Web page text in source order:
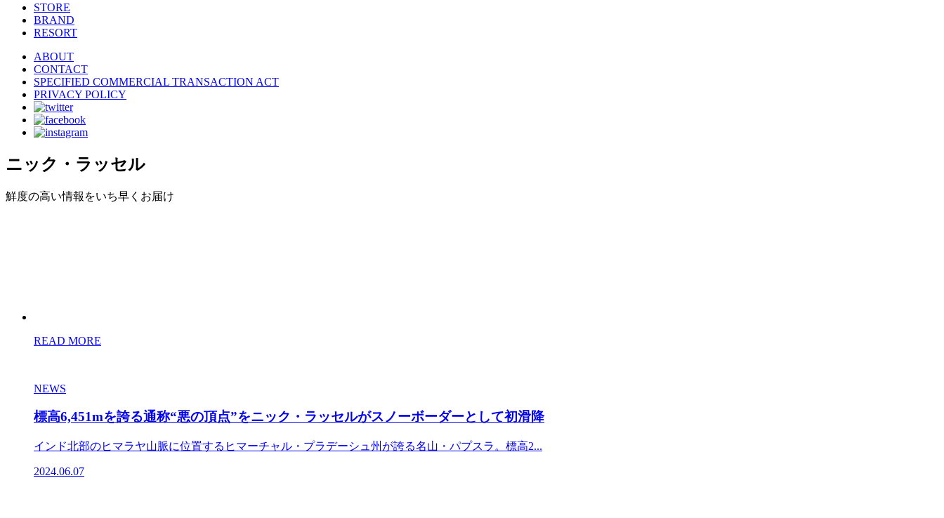
STORE
BRAND
RESORT
ABOUT
CONTACT
SPECIFIED COMMERCIAL TRANSACTION ACT
PRIVACY POLICY
ニック・ラッセル
鮮度の高い情報をいち早くお届け
READ MORE
NEWS
標高6,451mを誇る通称“悪の頂点”をニック・ラッセルがスノーボーダーとして初滑降
インド北部のヒマラヤ山脈に位置するヒマーチャル・プラデーシュ州が誇る名山・パプスラ。標高2...
2024.06.07